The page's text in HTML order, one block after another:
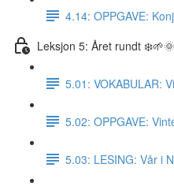
4.14: OPPGAVE:
Leksjon 5: Året rundt
5.01: VOKABULAR:
5.02: OPPGAVE:
5.03: LESING: Vår i